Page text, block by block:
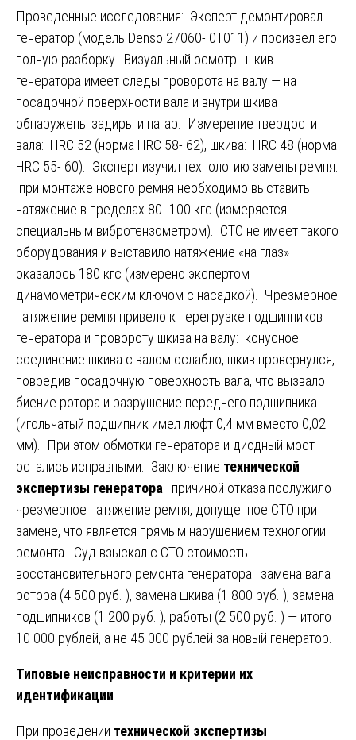
Проведенные исследования: Эксперт демонтировал
генератор (модель Denso 27060- 0T011) и произвел его
полную разборку. Визуальный осмотр: шкив
генератора имеет следы проворота на валу — на
посадочной поверхности вала и внутри шкива
обнаружены задиры и нагар. Измерение твердости
вала: HRC 52 (норма HRC 58- 62), шкива: HRC 48 (норма
HRC 55- 60). Эксперт изучил технологию замены ремня:
при монтаже нового ремня необходимо выставить
натяжение в пределах 80- 100 кгс (измеряется
специальным вибротензометром). СТО не имеет такого
оборудования и выставило натяжение «на глаз» —
оказалось 180 кгс (измерено экспертом
динамометрическим ключом с насадкой). Чрезмерное
натяжение ремня привело к перегрузке подшипников
генератора и провороту шкива на валу: конусное
соединение шкива с валом ослабло, шкив провернулся,
повредив посадочную поверхность вала, что вызвало
биение ротора и разрушение переднего подшипника
(игольчатый подшипник имел люфт 0,4 мм вместо 0,02
мм). При этом обмотки генератора и диодный мост
остались исправными. Заключение технической
экспертизы генератора: причиной отказа послужило
чрезмерное натяжение ремня, допущенное СТО при
замене, что является прямым нарушением технологии
ремонта. Суд взыскал с СТО стоимость
восстановительного ремонта генератора: замена вала
ротора (4 500 руб. ), замена шкива (1 800 руб. ), замена
подшипников (1 200 руб. ), работы (2 500 руб. ) — итого
10 000 рублей, а не 45 000 рублей за новый генератор.
Типовые неисправности и критерии их
идентификации
При проведении технической экспертизы